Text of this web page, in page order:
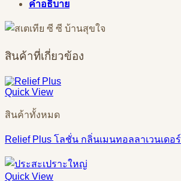
คำอธิบาย
สินค้าที่เกี่ยวข้อง
Quick View
สินค้าทั้งหมด
Relief Plus โลชั่น กลิ่นเมนทอลลาเวนเดอร์
Quick View